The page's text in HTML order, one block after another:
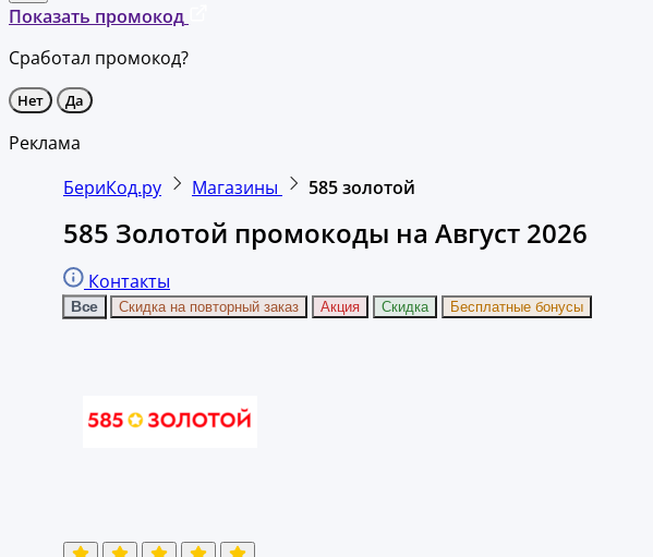
Показать промокод
Сработал промокод?
Нет Да
Реклама
БериКод.ру
Магазины 585 золотой
585 Золотой промокоды на Август 2026
Контакты
Все Скидка на повторный заказ Акция Скидка Бесплатные бонусы